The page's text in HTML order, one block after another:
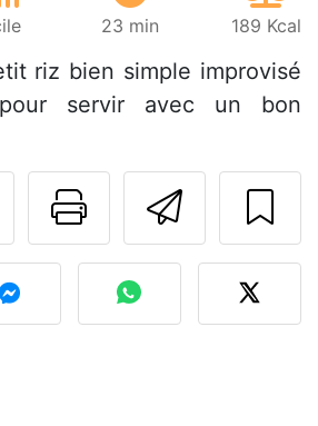
23 min 189 Kcal
riz bien simple improvisé
pour servir avec un bon
Imprimer
Poser une
photo de